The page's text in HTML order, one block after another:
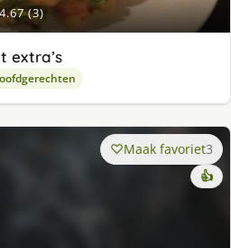
4.67 (3)
extra’s
Maak favoriet3
👍